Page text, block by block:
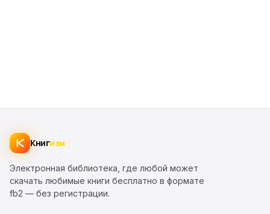
Книгизм
Электронная библиотека, где любой может
скачать любимые книги бесплатно в формате
fb2 — без регистрации.